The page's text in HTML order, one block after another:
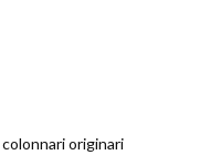
originari